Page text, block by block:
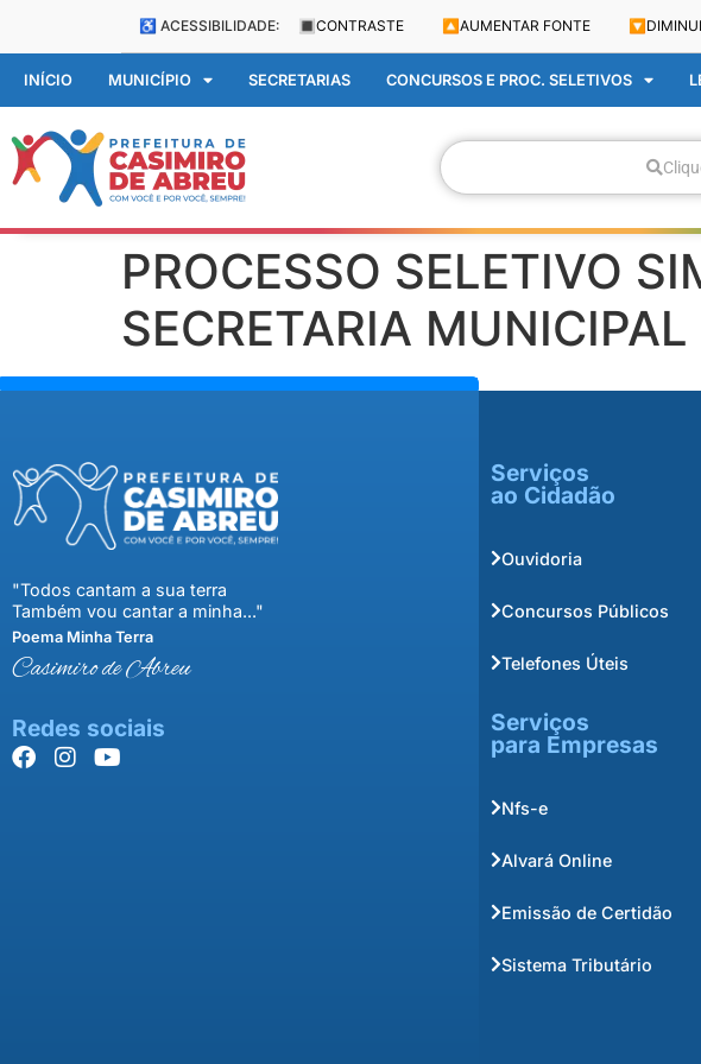
♿ ACESSIBILIDADE: 🔳 CONTRASTE 🔼 AUMENTAR FONTE 🔽
INÍCIO MUNICÍPIO SECRETARIAS CONCURSOS E PROC. SELETIVOS
PROCESSO SELETIVO
SECRETARIA
"Todos cantam a sua terra
Também vou cantar a minha..."
Poema Minha Terra
Casimiro de Abreu
Redes sociais
Serviços
ao Cidadão
Ouvidoria
Concursos Públicos
Telefones Úteis
Serviços
para Empresas
Nfs-e
Alvará Online
Emissão de Certidão
Sistema Tributário